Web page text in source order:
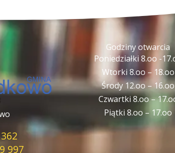
997
Godziny otwarcia
Poniedziałki 8.oo -
Wtorki 8.oo – 18.oo
Środy 12.oo – 16.oo
Czwartki 8.oo –
Piątki 8.oo – 17.oo